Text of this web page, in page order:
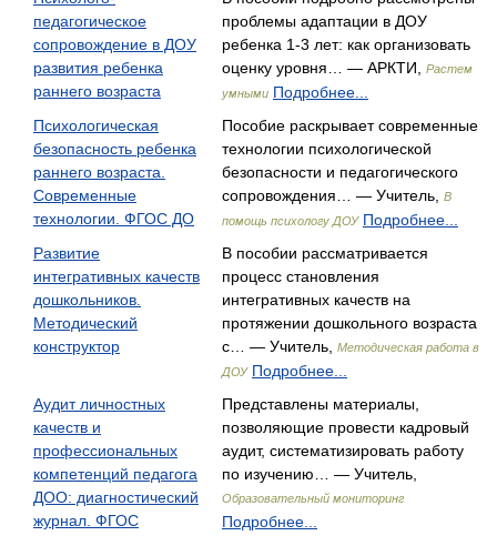
педагогическое
сопровождение в ДОУ
развития ребенка
раннего возраста
проблемы адаптации в ДОУ
ребенка 1-3 лет: как организовать
оценку уровня… — АРКТИ,
Растем
умными Подробнее...
Психологическая
безопасность ребенка
раннего возраста.
Современные
технологии. ФГОС ДО
Пособие раскрывает современные
технологии психологической
безопасности и педагогического
сопровождения… — Учитель,
В
помощь психологу ДОУ Подробнее...
Развитие
интегративных качеств
дошкольников.
Методический
конструктор
В пособии рассматривается
процесс становления
интегративных качеств на
протяжении дошкольного возраста
с… — Учитель,
Методическая работа в
ДОУ Подробнее...
Аудит личностных
качеств и
профессиональных
компетенций педагога
ДОО: диагностический
журнал. ФГОС
Представлены материалы,
позволяющие провести кадровый
аудит, систематизировать работу
по изучению… — Учитель,
Образовательный мониторинг
Подробнее...